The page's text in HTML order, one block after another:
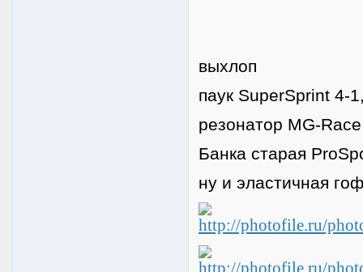
выхлоп
паук SuperSprint 4-
резонатор MG-
Банка старая
ну и эластичная